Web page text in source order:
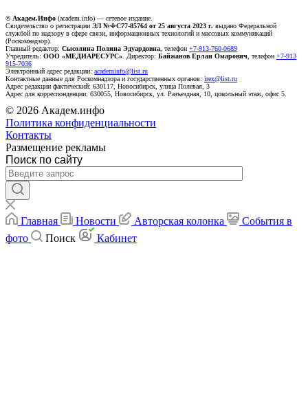
© Академ.Инфо (academ.info) — сетевое издание.
Свидетельство о регистрации ЭЛ №ФС77-85764 от 25 августа 2023 г. выдано Федеральной
службой по надзору в сфере связи, информационных технологий и массовых коммуникаций
(Роскомнадзор).
Главный редактор: Сысолина Полина Эдуардовна , телефон +7-913-760-0689
Учредитель: ООО «МЕДИАРЕСУРС» . Директор: Байжанов Ерлан Омарович , телефон +7-913
915-7036
Электронный адрес редакции: academinfo@list.ru
Контактные данные для Роскомнадзора и государственных органов: irex@list.ru
Адрес редакции фактический: 630117, Новосибирск, улица Полевая, 3
Адрес для корреспонденции: 630055, Новосибирск, ул. Разъездная, 10, цокольный этаж, офис 5.
© 2026 Академ.инфо
Политика конфиденциальности
Контакты
Размещение рекламы
Поиск по сайту
Главная Новости Авторская колонка
События в
фото
Поиск Кабинет